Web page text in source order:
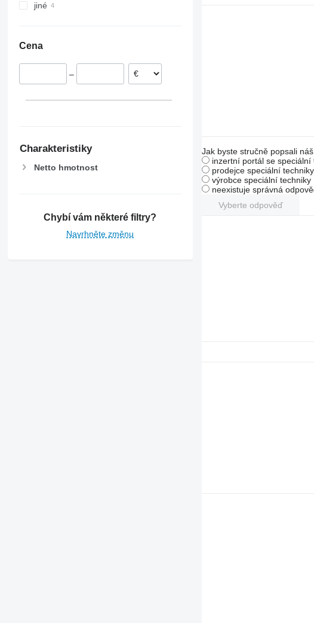
jiné
Cena
–
Charakteristiky
Netto hmotnost
Chybí vám některé filtry?
Navrhněte změnu
Jak byste stručně popsali
inzertní portál se speciální
prodejce speciální techniky
výrobce speciální techniky
neexistuje správná
Vyberte odpověď